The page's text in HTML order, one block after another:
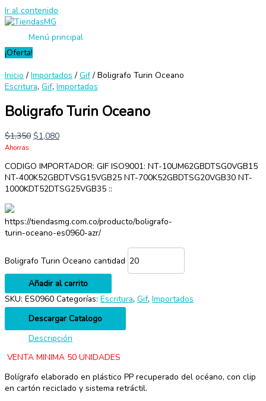
Ir al contenido
Menú principal
¡Oferta!
Inicio / Importados / Gif/ Boligrafo Turin Oceano
Escritura, Gif, Importados
Boligrafo Turin Oceano
$1,350 $1,080
Ahorras
CODIGO IMPORTADOR: GIF ISO9001: NT-10UM62GBDTSG0VGB15
NT-400K52GBDTVSG15VGB25 NT-700K52GBDTSG20VGB30 NT-
1000KDT52DTSG25VGB35 ::
https://tiendasmg.com.co/producto/boligrafo-
turin-oceano-es0960-azr/
Boligrafo Turin Oceano cantidad
Añadir al carrito
SKU: ES0960 Categorías: Escritura, Gif, Importados
Descargar Catalogo
Descripción
VENTA MINIMA 50 UNIDADES
Bolígrafo elaborado en plástico PP recuperado del océano, con clip
en cartón reciclado y sistema retráctil.